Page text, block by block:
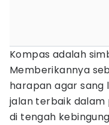
Kompas adalah
Memberikannya
harapan agar sang
jalan terbaik dalam
di tengah